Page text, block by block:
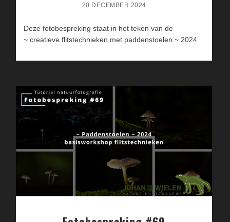
20 DECEMBER 2024
Deze fotobespreking staat in het teken van de
~ creatieve flitstechnieken met paddenstoelen ~ 2024